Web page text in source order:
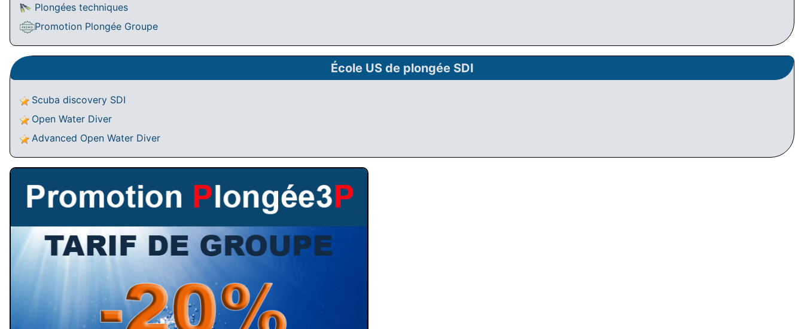
Plongées techniques
Promotion Plongée Groupe
École US de plongée SDI
Scuba discovery SDI
Open Water Diver
Advanced Open Water Diver